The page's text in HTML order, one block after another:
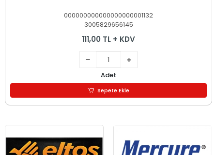
000000000000000000001132
3005829656145
111,00 TL + KDV
Adet
Sepete Ekle